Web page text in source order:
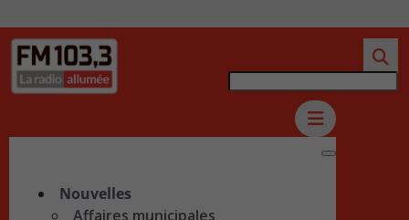
Nouvelles
Affaires municipales